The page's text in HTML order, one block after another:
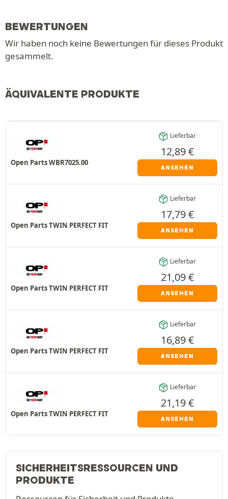
BEWERTUNGEN
Wir haben noch keine Bewertungen für dieses Produkt
gesammelt.
ÄQUIVALENTE PRODUKTE
Open Parts WBR7025.00
Lieferbar
12,89€
ANSEHEN
Open Parts TWIN PERFECT FIT
Lieferbar
17,79€
ANSEHEN
Open Parts TWIN PERFECT FIT
Lieferbar
21,09€
ANSEHEN
Open Parts TWIN PERFECT FIT
Lieferbar
16,89€
ANSEHEN
Open Parts TWIN PERFECT FIT
Lieferbar
21,19€
ANSEHEN
SICHERHEITSRESSOURCEN UND
PRODUKTE